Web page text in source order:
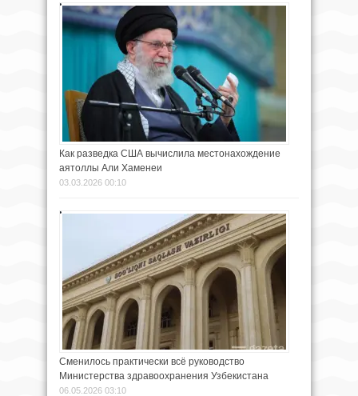
Как разведка США вычислила местонахождение
аятоллы Али Хаменеи
03.03.2026 00:10
Сменилось практически всё руководство
Министерства здравоохранения Узбекистана
06.05.2026 03:10